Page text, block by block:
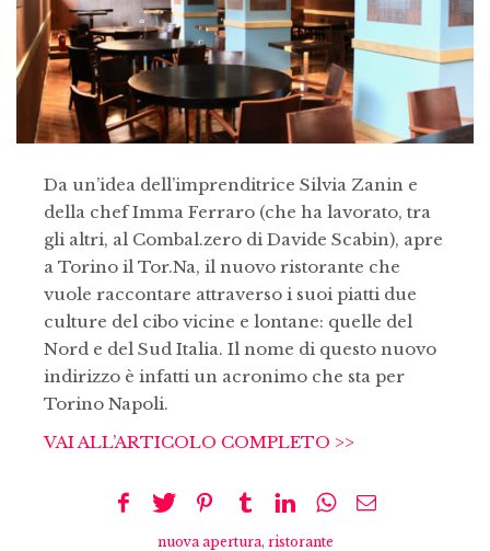
Da un’idea dell’imprenditrice Silvia Zanin e
della chef Imma Ferraro (che ha lavorato, tra
gli altri, al Combal.zero di Davide Scabin), apre
a Torino il Tor.Na, il nuovo ristorante che
vuole raccontare attraverso i suoi piatti due
culture del cibo vicine e lontane: quelle del
Nord e del Sud Italia. Il nome di questo nuovo
indirizzo è infatti un acronimo che sta per
Torino Napoli.
VAI ALL’ARTICOLO COMPLETO >>
nuova apertura, ristorante